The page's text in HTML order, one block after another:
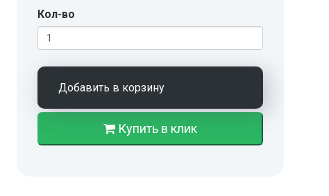
Кол-во
Добавить в корзину
Купить в клик